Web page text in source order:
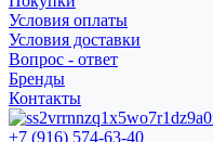
Условия оплаты
Условия доставки
Вопрос - ответ
Бренды
Контакты
+7 (916) 574-63-40